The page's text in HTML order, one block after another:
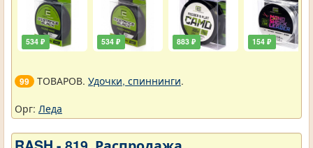
534 ₽ 534 ₽ 883 ₽ 154 ₽
99 ТОВАРОВ. Удочки, спиннинги.
Орг: Леда